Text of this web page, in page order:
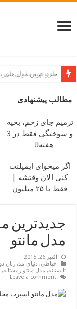
جدید ترین مدل های
مطالب پیشنهادی
ترمیم جای زخم، بخیه
و سوختگی فقط در 3
هفته!!
اگر میخوای ایمپلنت
کنی الان وقتشه |
فقط با ۲۵ میلیون
مدل مانتو
اکتبر 26, 2015
خیاطی, دنیای مد,ربان
تابستانه, مدل مانتو زمستانه,
Leave a comment